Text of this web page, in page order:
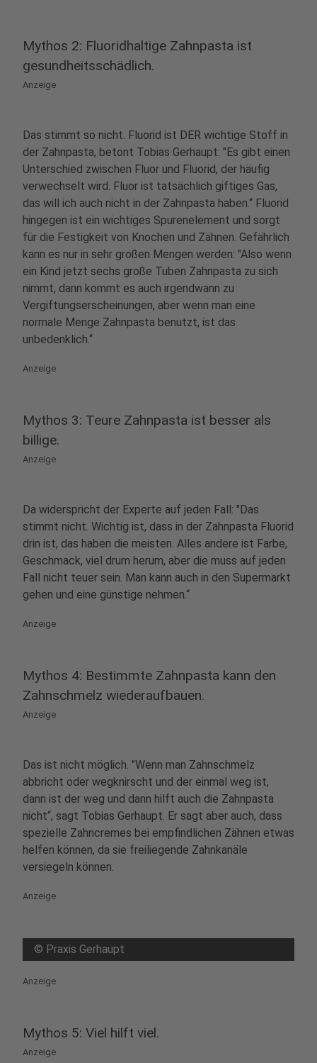
Mythos 2: Fluoridhaltige Zahnpasta ist
gesundheitsschädlich.
Anzeige
Das stimmt so nicht. Fluorid ist DER wichtige Stoff in
der Zahnpasta, betont Tobias Gerhaupt: "Es gibt einen
Unterschied zwischen Fluor und Fluorid, der häufig
verwechselt wird. Fluor ist tatsächlich giftiges Gas,
das will ich auch nicht in der Zahnpasta haben.“ Fluorid
hingegen ist ein wichtiges Spurenelement und sorgt
für die Festigkeit von Knochen und Zähnen. Gefährlich
kann es nur in sehr großen Mengen werden: "Also wenn
ein Kind jetzt sechs große Tuben Zahnpasta zu sich
nimmt, dann kommt es auch irgendwann zu
Vergiftungserscheinungen, aber wenn man eine
normale Menge Zahnpasta benutzt, ist das
unbedenklich.“
Anzeige
Mythos 3: Teure Zahnpasta ist besser als
billige.
Anzeige
Da widerspricht der Experte auf jeden Fall: "Das
stimmt nicht. Wichtig ist, dass in der Zahnpasta Fluorid
drin ist, das haben die meisten. Alles andere ist Farbe,
Geschmack, viel drum herum, aber die muss auf jeden
Fall nicht teuer sein. Man kann auch in den Supermarkt
gehen und eine günstige nehmen.“
Anzeige
Mythos 4: Bestimmte Zahnpasta kann den
Zahnschmelz wiederaufbauen.
Anzeige
Das ist nicht möglich. "Wenn man Zahnschmelz
abbricht oder wegknirscht und der einmal weg ist,
dann ist der weg und dann hilft auch die Zahnpasta
nicht“, sagt Tobias Gerhaupt. Er sagt aber auch, dass
spezielle Zahncremes bei empfindlichen Zähnen etwas
helfen können, da sie freiliegende Zahnkanäle
versiegeln können.
Anzeige
© Praxis Gerhaupt
Anzeige
Mythos 5: Viel hilft viel.
Anzeige